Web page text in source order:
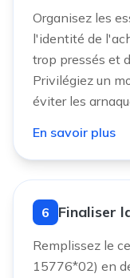
Organisez les
l'identité de
trop pressés et
Privilégiez un
éviter les
En savoir plus
6 Finaliser
Remplissez le
15776*02) en